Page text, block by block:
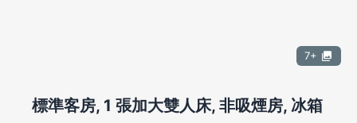
7+
標準客房, 1 張加大雙人床, 非吸煙房, 冰箱